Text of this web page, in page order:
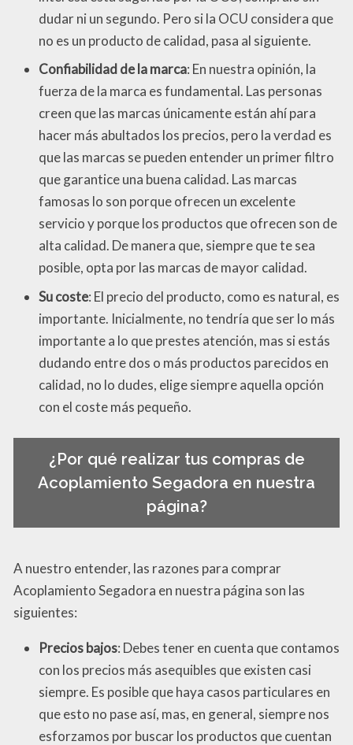
dudar ni un segundo. Pero si la OCU considera que
no es un producto de calidad, pasa al siguiente.
Confiabilidad de la marca: En nuestra opinión, la
fuerza de la marca es fundamental. Las personas
creen que las marcas únicamente están ahí para
hacer más abultados los precios, pero la verdad es
que las marcas se pueden entender un primer filtro
que garantice una buena calidad. Las marcas
famosas lo son porque ofrecen un excelente
servicio y porque los productos que ofrecen son de
alta calidad. De manera que, siempre que te sea
posible, opta por las marcas de mayor calidad.
Su coste: El precio del producto, como es natural, es
importante. Inicialmente, no tendría que ser lo más
importante a lo que prestes atención, mas si estás
dudando entre dos o más productos parecidos en
calidad, no lo dudes, elige siempre aquella opción
con el coste más pequeño.
¿Por qué realizar tus compras de
Acoplamiento Segadora en nuestra
página?
A nuestro entender, las razones para comprar
Acoplamiento Segadora en nuestra página son las
siguientes:
Precios bajos: Debes tener en cuenta que contamos
con los precios más asequibles que existen casi
siempre. Es posible que haya casos particulares en
que esto no pase así, mas, en general, siempre nos
esforzamos por buscar los productos que cuentan